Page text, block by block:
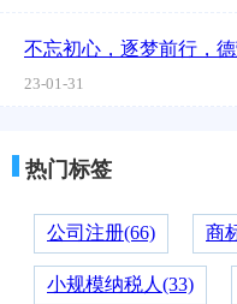
不忘初心，逐梦前行，德
23-01-31
热门标签
公司注册(66) 商
小规模纳税人(33)